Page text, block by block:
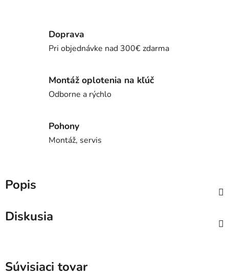
Doprava
Pri objednávke nad 300€ zdarma
Montáž oplotenia na kľúč
Odborne a rýchlo
Pohony
Montáž, servis
Popis
Diskusia
Súvisiaci tovar